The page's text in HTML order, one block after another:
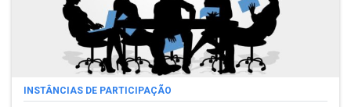
INSTÂNCIAS DE PARTICIPAÇÃO